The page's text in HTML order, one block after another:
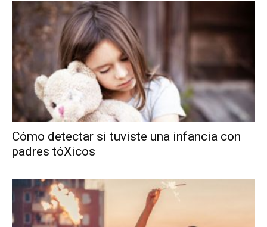
Cómo detectar si tuviste una infancia con
padres tóXicos